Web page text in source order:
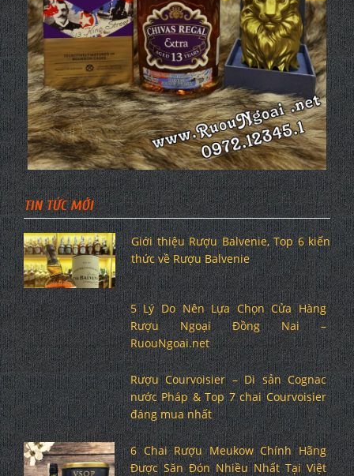
TIN TỨC MỚI
Giới thiệu Rượu Balvenie, Top 6 kiến
thức về Rượu Balvenie
5 Lý Do Nên Lựa Chọn Cửa Hàng
Rượu Ngoại Đồng Nai –
RuouNgoai.net
Rượu Courvoisier – Di sản Cognac
nước Pháp & Top 7 chai Courvoisier
đáng mua nhất
6 Chai Rượu Meukow Chính Hãng
Được Săn Đón Nhiều Nhất Tại Việt